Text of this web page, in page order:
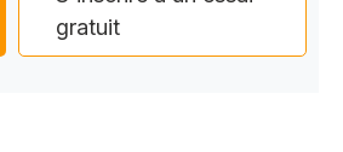
gratuit